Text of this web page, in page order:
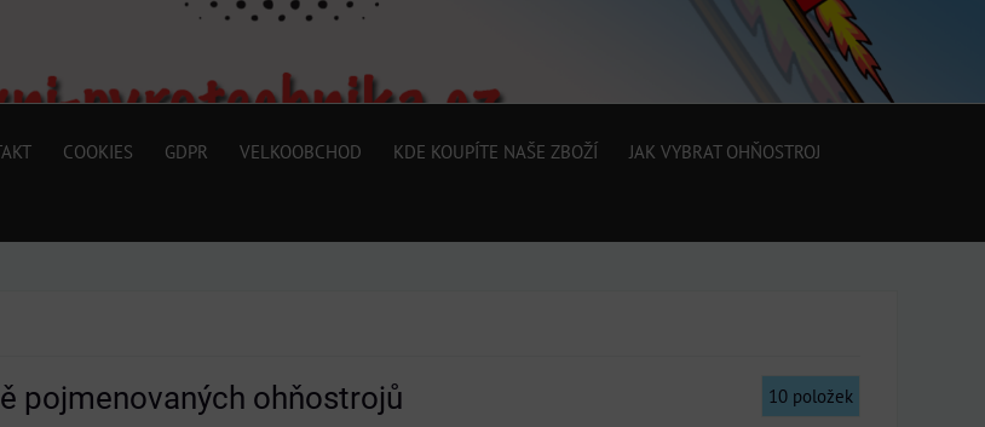
COOKIES GDPR VELKOOBCHOD KDE KOUPÍTE NAŠE ZBOŽÍ JAK VYBRAT OHŇOSTROJ
pojmenovaných ohňostrojů 10 položek